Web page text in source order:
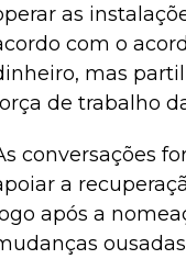
as
com o
mas
de trabalho
conversações
a
após a